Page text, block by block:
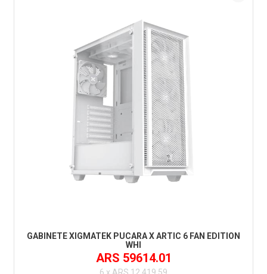
GABINETE XIGMATEK PUCARA X ARTIC 6 FAN EDITION
WHI
ARS 59614.01